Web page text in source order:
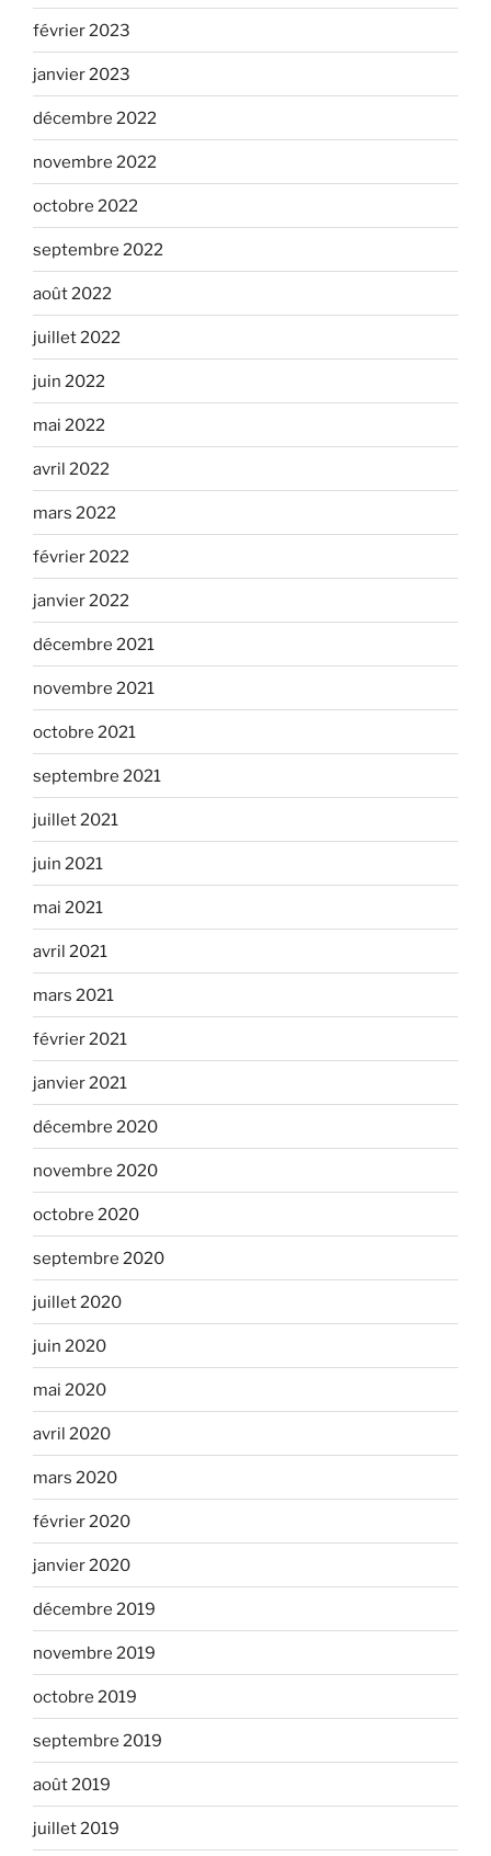
février 2023
janvier 2023
décembre 2022
novembre 2022
octobre 2022
septembre 2022
août 2022
juillet 2022
juin 2022
mai 2022
avril 2022
mars 2022
février 2022
janvier 2022
décembre 2021
novembre 2021
octobre 2021
septembre 2021
juillet 2021
juin 2021
mai 2021
avril 2021
mars 2021
février 2021
janvier 2021
décembre 2020
novembre 2020
octobre 2020
septembre 2020
juillet 2020
juin 2020
mai 2020
avril 2020
mars 2020
février 2020
janvier 2020
décembre 2019
novembre 2019
octobre 2019
septembre 2019
août 2019
juillet 2019